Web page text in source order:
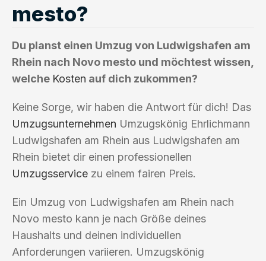
mesto?
Du planst einen Umzug von Ludwigshafen am
Rhein nach Novo mesto und möchtest wissen,
welche Kosten auf dich zukommen?
Keine Sorge, wir haben die Antwort für dich! Das
Umzugsunternehmen Umzugskönig Ehrlichmann
Ludwigshafen am Rhein aus Ludwigshafen am
Rhein bietet dir einen professionellen
Umzugsservice zu einem fairen Preis.
Ein Umzug von Ludwigshafen am Rhein nach
Novo mesto kann je nach Größe deines
Haushalts und deinen individuellen
Anforderungen variieren. Umzugskönig